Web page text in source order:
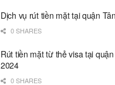
Dịch vụ rút tiền mặt tại quận
0 SHARES
Rút tiền mặt từ thẻ visa tại
2024
0 SHARES